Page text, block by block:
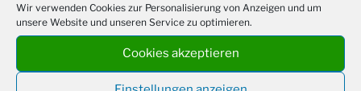
Wir verwenden Cookies zur Personalisierung von Anzeigen und um
unsere Website und unseren Service zu optimieren.
Cookies akzeptieren
29.08.
Damen Doppel - Turnier des TC77 am
Tennisplatz
03.09.
Einschulungsgottesdienst in der Kirche um